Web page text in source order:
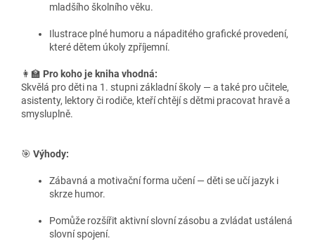
mladšího školního věku.
Ilustrace plné humoru a nápaditého grafické provedení,
které dětem úkoly zpříjemní.
👩‍🏫 Pro koho je kniha vhodná:
Skvělá pro děti na 1. stupni základní školy — a také pro učitele,
asistenty, lektory či rodiče, kteří chtějí s dětmi pracovat hravě a
smysluplně.
🎯 Výhody:
Zábavná a motivační forma učení — děti se učí jazyk i
skrze humor.
Pomůže rozšířit aktivní slovní zásobu a zvládat ustálená
slovní spojení.